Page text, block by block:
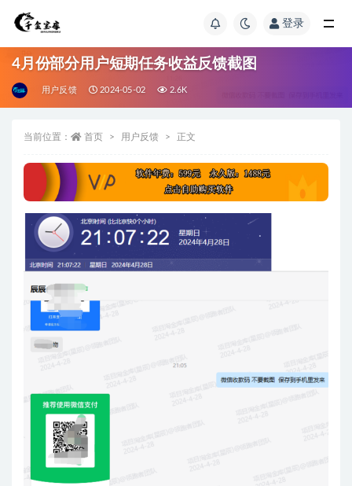
登录
4月份部分用户短期任务收益反馈截图
用户反馈 2024-05-02 2.6K
当前位置： 首页 用户反馈 正文